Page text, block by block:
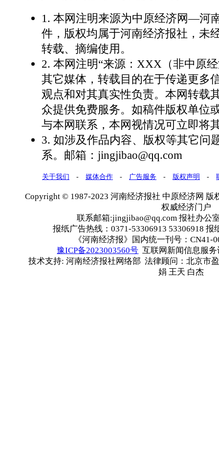
1. 本网注明来源为中原经济网—河
件，版权均属于河南经济报社，未
转载、摘编使用。
2. 本网注明“来源：XXX（非中原
其它媒体，转载目的在于传递更多
观点和对其真实性负责。本网转载
众提供免费服务。如稿件版权单位
与本网联系，本网视情况可立即将
3. 如涉及作品内容、版权等其它问
系。邮箱：jingjibao@qq.com
关于我们 - 媒体合作 - 广告服务 - 版权声明 -
Copyright © 1987-2023 河南经济报社 中原经济网 版
权威经济门户
联系邮箱:jingjibao@qq.com 报社办公
报纸广告热线：0371-53306913 53306918 报
《河南经济报》国内统一刊号：
豫ICP备2023003560号 互联网新闻信息服
技术支持: 河南经济报社网络部 法律顾问：北京市
娟 王天 白杰